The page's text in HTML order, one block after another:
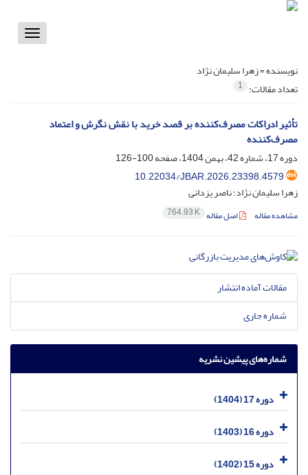
Toggle
نویسنده =زهرا سلیمان نژاد
تعداد مقالات: 1
تأثیر ادراکات مصرف‌کننده بر قصد خرید با نقش نگرش و اعتماد
مصرف‌کننده
دوره 17، شماره 42، بهمن 1404، صفحه
100-126
10.22034/JBAR.2026.23398.4579
زهرا سلیمان نژاد؛ ناصر یزدانی
مشاهده مقاله اصل مقاله 764.93 K
مقالات آماده انتشار
شماره جاری
شماره‌های پیشین نشریه
دوره 17 (1404)
دوره 16 (1403)
دوره 15 (1402)